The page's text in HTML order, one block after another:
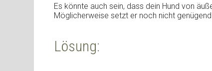
Es könnte auch sein, dass dein Hund von
Möglicherweise setzt er noch nicht
Lösung: